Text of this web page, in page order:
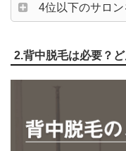
4位以下のサロン
2.背中脱毛は必要？